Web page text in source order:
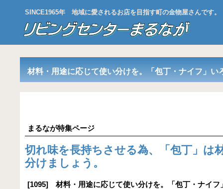
SINCE1965年 地域に愛されるお店を目指す町の金物屋さんです。
材料・用途に応じて使い分けを。「 包丁・ナイフ 」い
まるなが特集ページ
切れ味を長持ちさせる為、「包丁」は
分けましょう。
[1095] 材料・用途に応じて使い分けを。「包丁・ナイフ